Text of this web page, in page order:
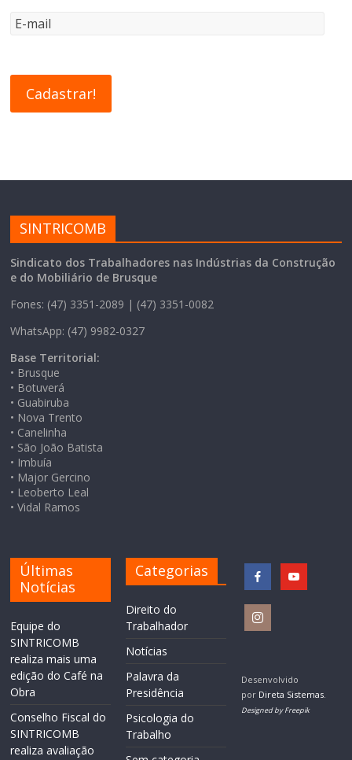
SINTRICOMB
Sindicato dos Trabalhadores nas Indústrias da Construção
e do Mobiliário de Brusque
Fones: (47) 3351-2089 | (47) 3351-0082
WhatsApp: (47) 9982-0327
Base Territorial:
• Brusque
• Botuverá
• Guabiruba
• Nova Trento
• Canelinha
• São João Batista
• Imbuía
• Major Gercino
• Leoberto Leal
• Vidal Ramos
Últimas
Notícias
Equipe do
SINTRICOMB
realiza mais uma
edição do Café na
Obra
Conselho Fiscal do
SINTRICOMB
realiza avaliação
Categorias
Direito do
Trabalhador
Notícias
Palavra da
Presidência
Psicologia do
Trabalho
Desenvolvido
por Direta Sistemas.
Designed by Freepik